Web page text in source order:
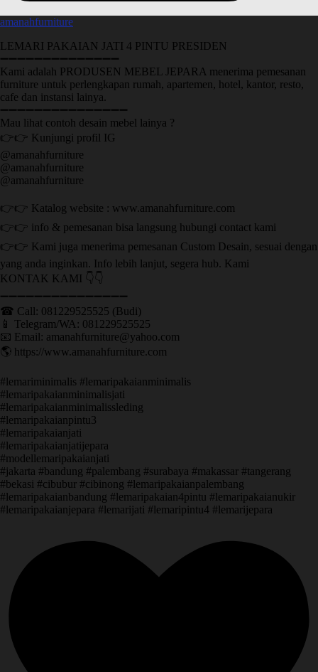
amanahfurniture
LEMARI PAKAIAN JATI 4 PINTU PRESIDEN
➖➖➖➖➖➖➖➖➖➖➖➖➖➖
Kami adalah PRODUSEN MEBEL JEPARA menerima pemesanan
furniture untuk perlengkapan rumah, apartemen, hotel, kantor, resto,
cafe dan instansi lainya.
➖➖➖➖➖➖➖➖➖➖➖➖➖➖➖
Mau lihat contoh desain mebel lainya ?
👉👉 Kunjungi profil IG
@amanahfurniture
@amanahfurniture
@amanahfurniture
👉👉 Katalog website : www.amanahfurniture.com
👉👉 info & pemesanan bisa langsung hubungi contact kami
👉👉 Kami juga menerima pemesanan Custom Desain, sesuai dengan
yang anda inginkan. Info lebih lanjut, segera hub. Kami
KONTAK KAMI 👇👇
➖➖➖➖➖➖➖➖➖➖➖➖➖➖➖ ㅤ
☎ Call: 081229525525 (Budi)
📱 Telegram/WA: 081229525525
📧 Email: amanahfurniture@yahoo.com
🌎 https://www.amanahfurniture.com
#lemariminimalis #lemaripakaianminimalis
#lemaripakaianminimalisjati
#lemaripakaianminimalissleding
#lemaripakaianpintu3
#lemaripakaianjati
#lemaripakaianjatijepara
#modellemaripakaianjati
#jakarta #bandung #palembang #surabaya #makassar #tangerang
#bekasi #cibubur #cibinong #lemaripakaianpalembang
#lemaripakaianbandung #lemaripakaian4pintu #lemaripakaianukir
#lemaripakaianjepara #lemarijati #lemaripintu4 #lemarijepara